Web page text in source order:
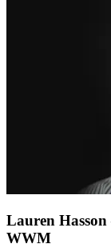
Lauren
WWM